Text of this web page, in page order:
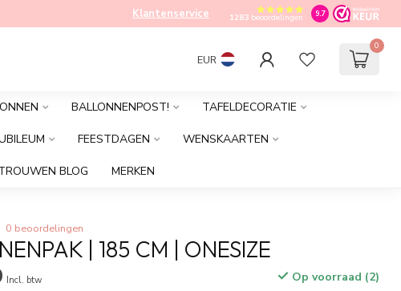
Klantenservice 1283beoordelingen 9.7
EUR
0
BALLONNENPOST! TAFELDECORATIE
FEESTDAGEN WENSKAARTEN
BLOG MERKEN
0 beoordelingen
| 185 CM | ONESIZE
Incl. btw Op voorraad (2)